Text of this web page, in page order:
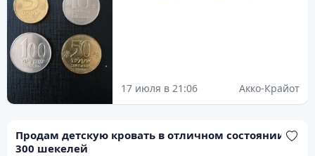
17 июля в 21:06 Акко-Крайот
Продам детскую кровать в отличном состоянии за
300 шекелей